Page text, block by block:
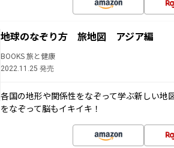
地球のなぞり方 旅地図 アジア編
BOOKS 旅と健康
2022.11.25 発売
各国の地形や関係性をなぞって学ぶ新しい
をなぞって脳もイキイキ！